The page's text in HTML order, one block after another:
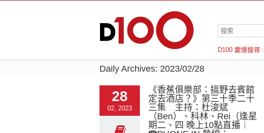
D100 慶爆搜尋 :
羅倫斯
Daily Archives: 2023/02/28
28
02, 2023
《香蕉俱樂部：搞野去賓館
定去酒店？》第三十季二十
三集 主持：杜浚斌
（Ben）、科林、Rei（逢星
期二、四 晚上10點直播︱